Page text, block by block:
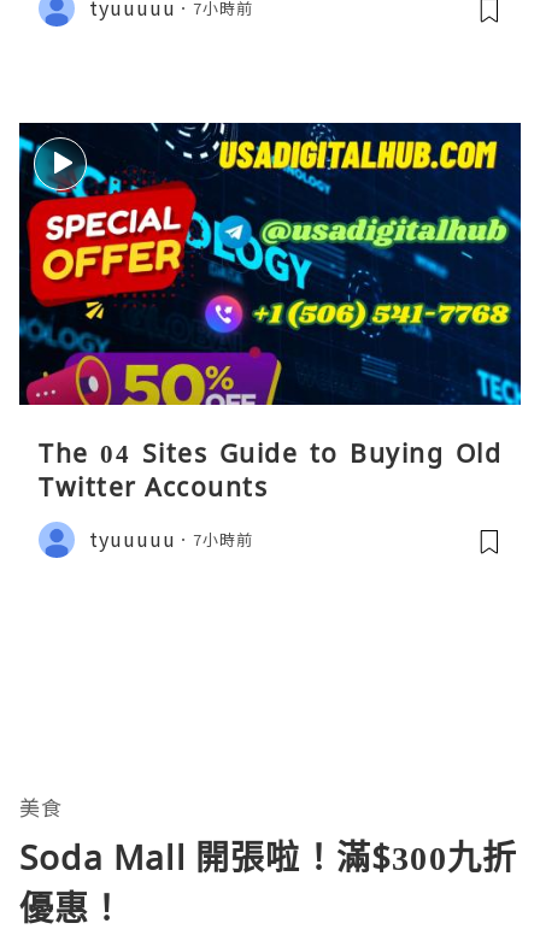
tyuuuuu 7小時前
The 04 Sites Guide to Buying Old
Twitter Accounts
tyuuuuu 7小時前
美食
Soda Mall 開張啦！滿$300九折
優惠！